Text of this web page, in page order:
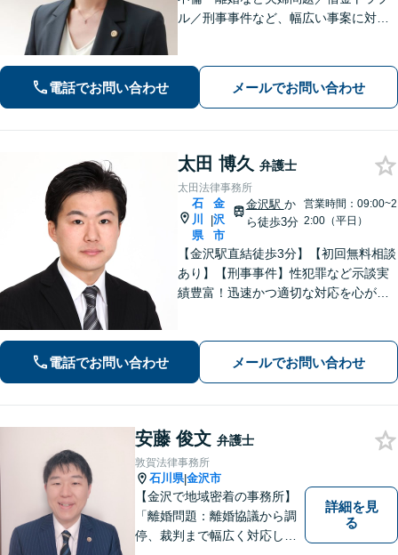
ル／刑事事件など、幅広い事案に対応
ですので、リラックスしてお話しいた
だけると思います。法テラスOK
電話でお問い合わせ メールでお問い合わせ
太田 博久 弁護士
太田法律事務所
石
川
県
|
金
沢
市
金沢駅 か
ら徒歩3分
営業時間：09:00~2
2:00（平日）
【金沢駅直結徒歩3分】【初回無料相談
あり】【刑事事件】性犯罪など示談実
績豊富！迅速かつ適切な対応を心がけ
対応で、適切な解決へと導きます。
電話でお問い合わせ メールでお問い合わせ
安藤 俊文 弁護士
敦賀法律事務所
石川県|金沢市
【金沢で地域密着の事務所】
「離婚問題：離婚協議から調
停、裁判まで幅広く対応し、
詳細を見
る